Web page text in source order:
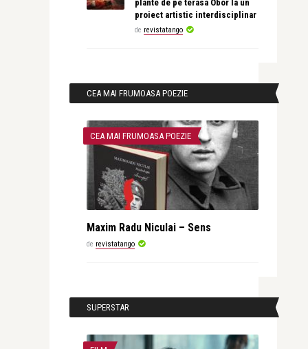
plante de pe terasa Obor la un
proiect artistic interdisciplinar
de revistatango
CEA MAI FRUMOASA POEZIE
CEA MAI FRUMOASA POEZIE
Maxim Radu Niculai – Sens
de revistatango
SUPERSTAR